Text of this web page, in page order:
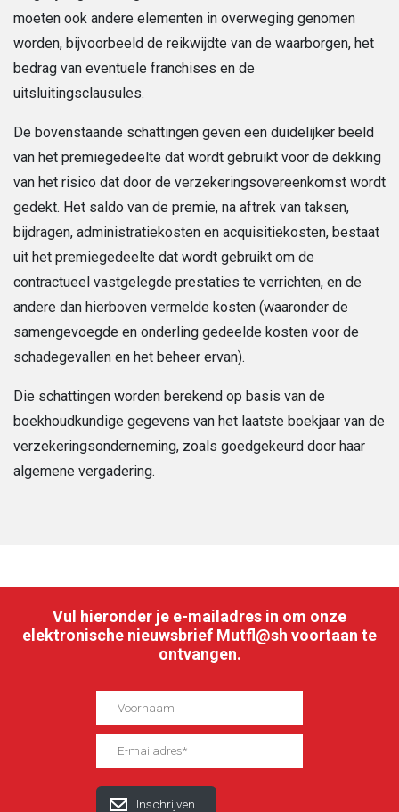
moeten ook andere elementen in overweging genomen
worden, bijvoorbeeld de reikwijdte van de waarborgen, het
bedrag van eventuele franchises en de
uitsluitingsclausules.
De bovenstaande schattingen geven een duidelijker beeld
van het premiegedeelte dat wordt gebruikt voor de dekking
van het risico dat door de verzekeringsovereenkomst wordt
gedekt. Het saldo van de premie, na aftrek van taksen,
bijdragen, administratiekosten en acquisitiekosten, bestaat
uit het premiegedeelte dat wordt gebruikt om de
contractueel vastgelegde prestaties te verrichten, en de
andere dan hierboven vermelde kosten (waaronder de
samengevoegde en onderling gedeelde kosten voor de
schadegevallen en het beheer ervan).
Die schattingen worden berekend op basis van de
boekhoudkundige gegevens van het laatste boekjaar van de
verzekeringsonderneming, zoals goedgekeurd door haar
algemene vergadering.
Vul hieronder je e-mailadres in om onze
elektronische nieuwsbrief Mutfl@sh voortaan te
ontvangen.